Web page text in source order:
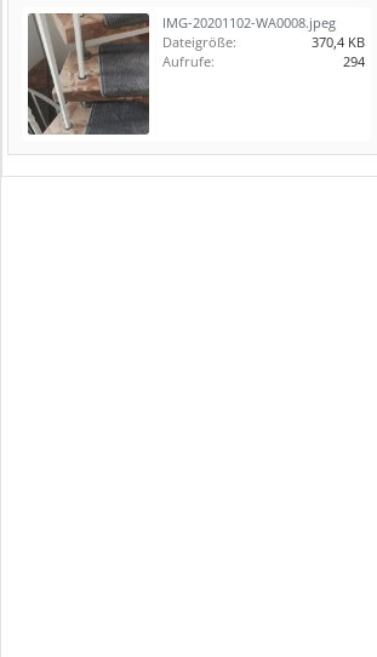
IMG-20201102-WA0008.jpeg
Dateigröße:
370,4 KB
Aufrufe:
294